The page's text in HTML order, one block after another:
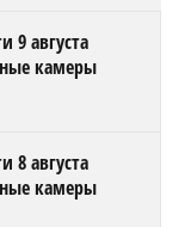
9 августа
камеры
8 августа
камеры